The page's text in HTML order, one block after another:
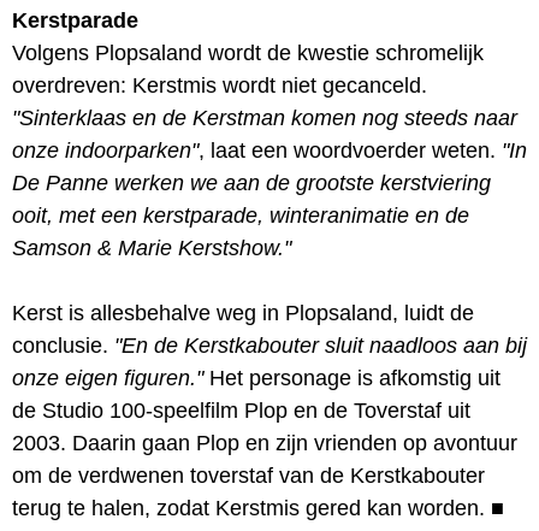
Kerstparade
Volgens Plopsaland wordt de kwestie schromelijk
overdreven: Kerstmis wordt niet gecanceld.
"Sinterklaas en de Kerstman komen nog steeds naar
onze indoorparken", laat een woordvoerder weten. "In
De Panne werken we aan de grootste kerstviering
ooit, met een kerstparade, winteranimatie en de
Samson & Marie Kerstshow."
Kerst is allesbehalve weg in Plopsaland, luidt de
conclusie. "En de Kerstkabouter sluit naadloos aan bij
onze eigen figuren."Het personage is afkomstig uit
de Studio 100-speelfilm Plop en de Toverstaf uit
2003. Daarin gaan Plop en zijn vrienden op avontuur
om de verdwenen toverstaf van de Kerstkabouter
terug te halen, zodat Kerstmis gered kan worden. ■